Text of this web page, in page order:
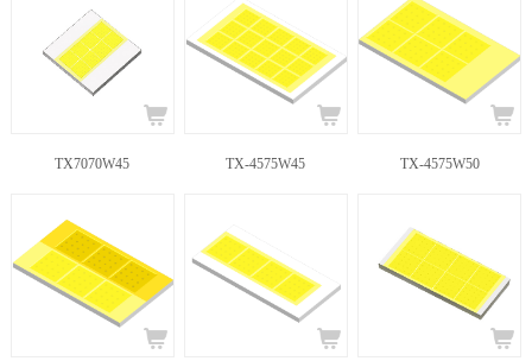
TX7070W45 TX-4575W45 TX-4575W50